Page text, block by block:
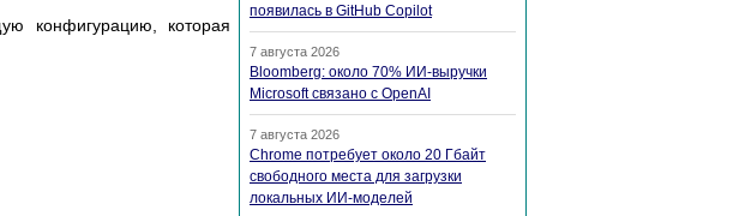
конфигурацию, которая
появилась в GitHub Copilot
7 августа 2026
Bloomberg: около 70% ИИ-выручки
Microsoft связано с OpenAI
7 августа 2026
Chrome потребует около 20 Гбайт
свободного места для загрузки
локальных ИИ-моделей